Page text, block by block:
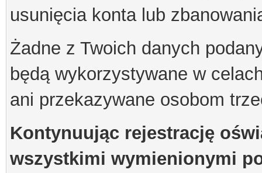
usunięcia konta lub
Żadne z Twoich danych
będą wykorzystywane w
ani przekazywane osobom
Kontynuując rejestrację
wszystkimi wymienionymi